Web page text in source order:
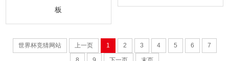
板
世界杯竞猜网站 上一页 1 2 3 4 5 6 7